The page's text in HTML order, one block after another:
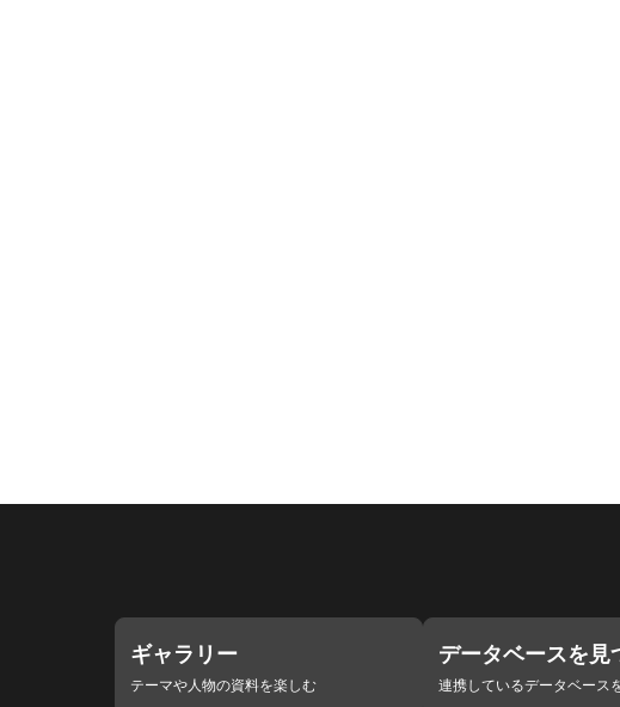
ギャラリー
テーマや人物の資料を楽しむ
データベースを見
連携しているデータベース